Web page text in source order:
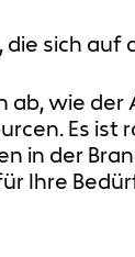
sich
ab, wie
Es
in der
Ihre